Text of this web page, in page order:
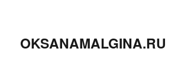
OKSANAMALGINA.RU